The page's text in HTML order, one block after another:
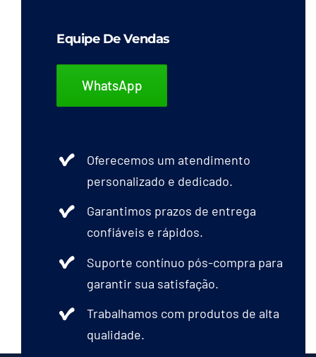
Equipe De Vendas
WhatsApp
Oferecemos um atendimento
personalizado e dedicado.
Garantimos prazos de entrega
confiáveis e rápidos.
Suporte contínuo pós-compra para
garantir sua satisfação.
Trabalhamos com produtos de alta
qualidade.